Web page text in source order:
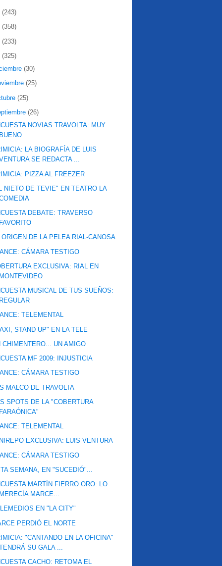
(243)
(358)
(233)
(325)
(30)
(25)
(25)
(26)
NOVIAS TRAVOLTA: MUY
LA BIOGRAFÍA DE LUIS
SE REDACTA ...
PIZZA AL FREEZER
NIETO DE TEVIE" EN TEATRO LA
DEBATE: TRAVERSO
ORIGEN DE LA PELEA RIAL-CANOSA
CÁMARA TESTIGO
EXCLUSIVA: RIAL EN
MUSICAL DE TUS SUEÑOS:
TELEMENTAL
STAND UP" EN LA TELE
CHIMENTERO... UN AMIGO
MF 2009: INJUSTICIA
CÁMARA TESTIGO
MALCO DE TRAVOLTA
SPOTS DE LA "COBERTURA
TELEMENTAL
EXCLUSIVA: LUIS VENTURA
CÁMARA TESTIGO
SEMANA, EN "SUCEDIÓ"...
MARTÍN FIERRO ORO: LO
MARCE...
EN "LA CITY"
PERDIÓ EL NORTE
"CANTANDO EN LA OFICINA"
SU GALA ...
CACHO: RETOMA EL